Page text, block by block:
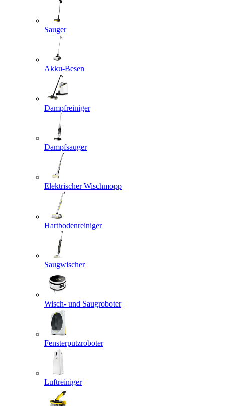
Sauger
Akku-Besen
Dampfreiniger
Dampfsauger
Elektrischer Wischmopp
Hartbodenreiniger
Saugwischer
Wisch- und Saugroboter
Fensterputzroboter
Luftreiniger